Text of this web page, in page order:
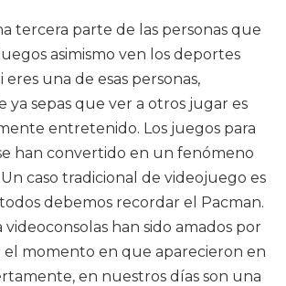
tercera parte de las personas que
asimismo ven los deportes
eres una de esas personas,
sepas que ver a otros jugar es
entretenido. Los juegos para
han convertido en un fenómeno
caso tradicional de videojuego es
debemos recordar el Pacman.
videoconsolas han sido amados por
el momento en que aparecieron en
en nuestros días son una